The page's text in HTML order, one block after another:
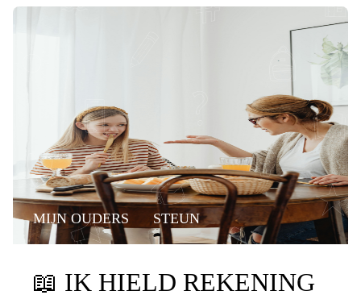
MIJN OUDERS STEUN
📖 IK HIELD REKENING